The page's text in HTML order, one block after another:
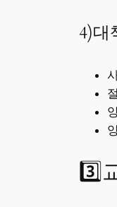
4)대
3️⃣